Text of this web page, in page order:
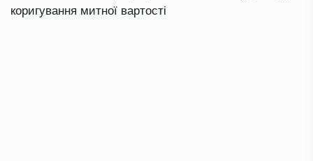
коригування митної вартості